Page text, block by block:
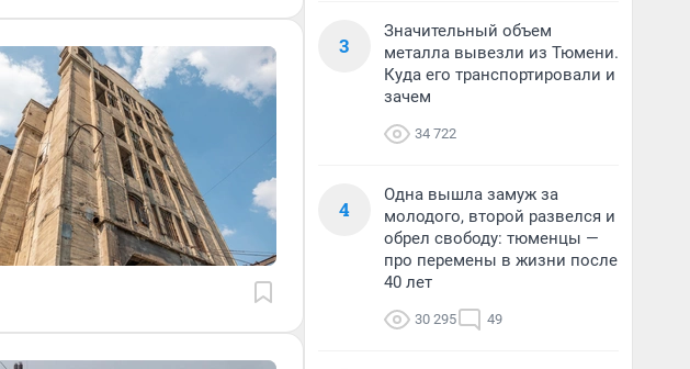
3
Значительный объем
металла вывезли из Тюмени.
Куда его транспортировали и
зачем
34 722
4
Одна вышла замуж за
молодого, второй развелся и
обрел свободу: тюменцы —
про перемены в жизни после
40 лет
30 295 49